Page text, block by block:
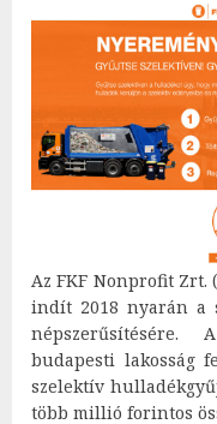
Az FKF Nonprofit Zrt.
indít 2018 nyarán a
népszerűsítésére.
budapesti lakosság
szelektív
több millió forintos